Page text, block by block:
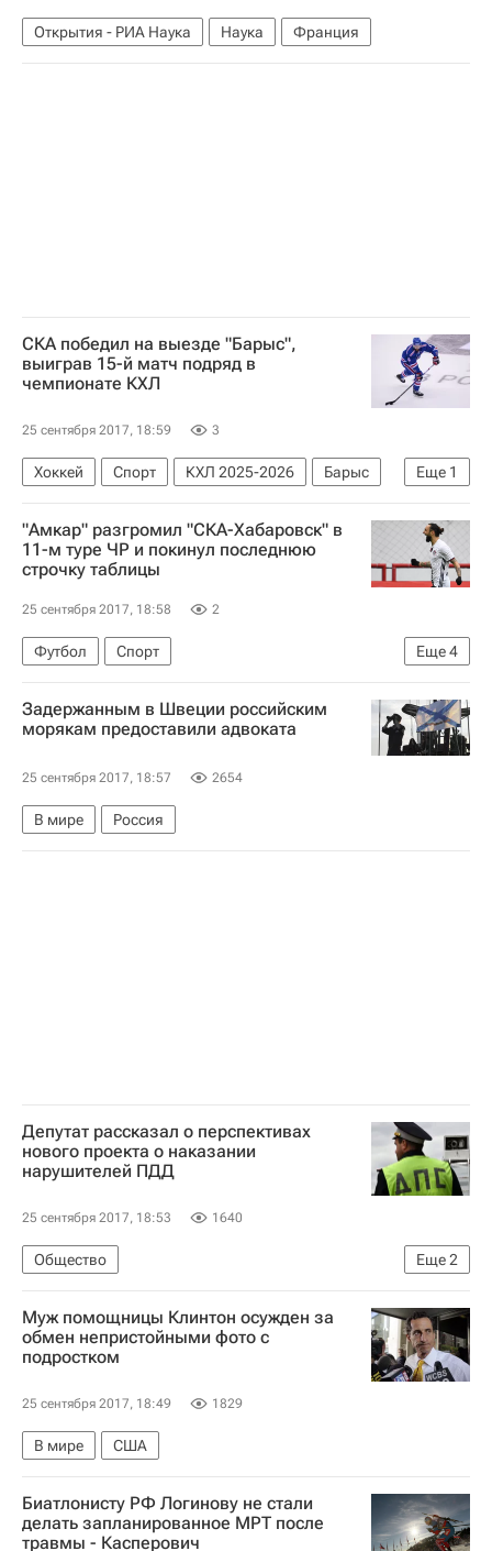
Открытия - РИА Наука Наука Франция
СКА победил на выезде "Барыс",
выиграв 15-й матч подряд в
чемпионате КХЛ
25 сентября 2017, 18:59 3
Еще 1
Хоккей Спорт КХЛ 2025-2026
Барыс
СКА (Санкт-Петербург)
"Амкар" разгромил "СКА-Хабаровск" в
11-м туре ЧР и покинул последнюю
строчку таблицы
25 сентября 2017, 18:58 2
Еще4
Футбол
Спорт
РПЛ 2026-2027 (Чемпионат России по футболу)
СКА-Хабаровск
Амкар Дарко Бодул
Задержанным в Швеции российским
морякам предоставили адвоката
25 сентября 2017, 18:57 2654
В мире Россия
Депутат рассказал о перспективах
нового проекта о наказании
нарушителей ПДД
25 сентября 2017, 18:53 1640
Еще2
Общество
Министерство внутренних дел РФ (МВД России)
Россия
Муж помощницы Клинтон осужден за
обмен непристойными фото с
подростком
25 сентября 2017, 18:49 1829
В мире США
Биатлонисту РФ Логинову не стали
делать запланированное МРТ после
травмы - Касперович